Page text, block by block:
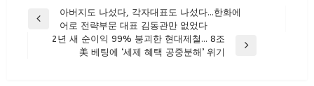
글
Previous
아버지도 나섰다, 각자대표도 나섰다…한화에
어로 전략부문 대표 김동관만 없었다
2년 새 순이익 99% 붕괴한 현대제철… 8조
美 베팅에 ‘세제 혜택 공중분해’ 위기